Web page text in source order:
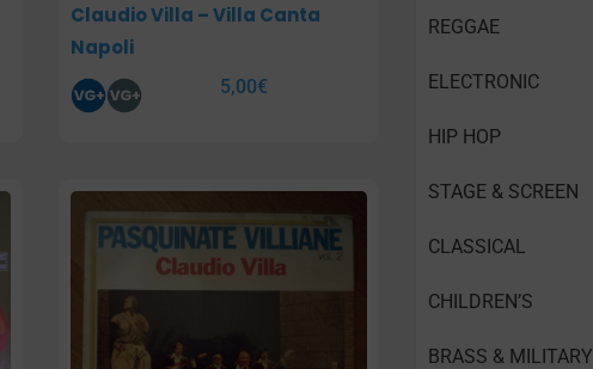
Claudio Villa – Villa Canta
Napoli
5,00€
REGGAE
ELECTRONIC
HIP HOP
STAGE & SCREEN
CLASSICAL
CHILDREN’S
BRASS & MILITARY